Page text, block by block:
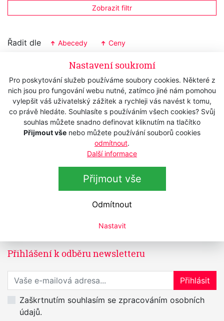
Nastavení soukromí
Pro poskytování služeb používáme soubory cookies. Některé z
nich jsou pro fungování webu nutné, zatímco jiné nám pomohou
vylepšit váš uživatelský zážitek a rychleji vás navést k tomu,
co právě hledáte. Souhlasíte s používáním všech cookies? Svůj
souhlas můžete snadno definovat kliknutím na tlačítko
Přijmout vše nebo můžete používání souborů cookies
odmítnout.
Další informace
Přijmout vše
Odmítnout
Nastavit
Zobrazit filtr
Řadit dle Abecedy Ceny
Štětec BEARDBURYS - na barvení
vlasů a vousů
Skladem
57 Kč s DPH
47,11 Kčbez DPH
Štětec BraveHead 99375 - na barvení
vlasů a vousů
Skladem
38 Kč s DPH
31,40 Kčbez DPH
Přihlášení k odběru newsletteru
Přihlaste se k odběru novinek
Přihlásit
Zaškrtnutím souhlasím se zpracováním osobních
údajů.